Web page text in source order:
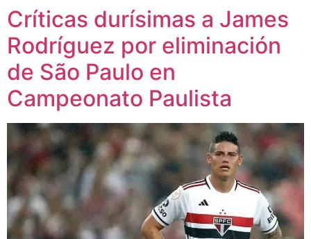
Críticas durísimas a James
Rodríguez por eliminación
de São Paulo en
Campeonato Paulista